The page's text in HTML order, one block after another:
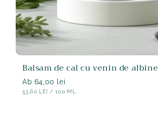
Balsam de cal cu venin de albine
Normaler
Preis
Ab 64,00 lei
STÜCK
53,60 LEI / PE
100 ML